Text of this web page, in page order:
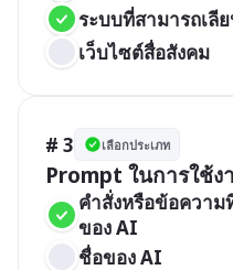
ระบบที่สามารถเ
เว็บไซต์สื่อสังคม
# 3 เลือกประเภท
Prompt ในการใช้
คำสั่งหรือข้อความ
ของ AI
ชื่อของ AI